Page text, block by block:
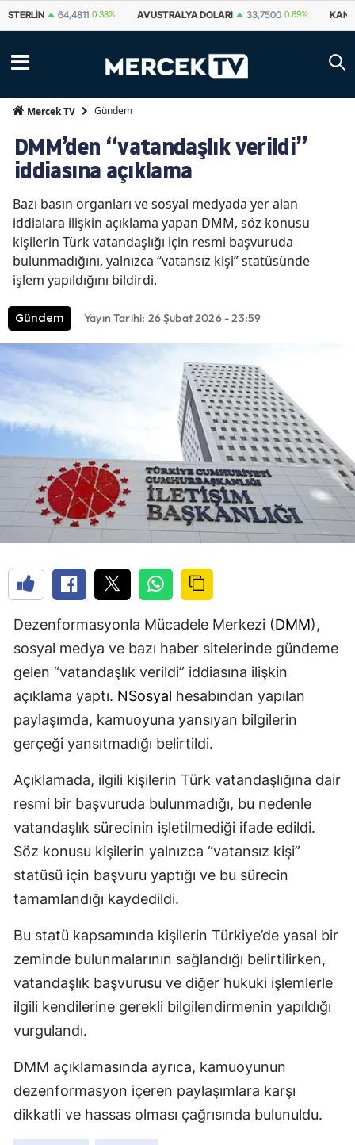
STERLIN 64,4811 0.38% AVUSTRALYA DOLARI 33,7500 0.69%
Mercek TV Gündem
DMM’den “vatandaşlık verildi”
iddiasına açıklama
Bazı basın organları ve sosyal medyada yer alan
iddialara ilişkin açıklama yapan DMM, söz konusu
kişilerin Türk vatandaşlığı için resmi başvuruda
bulunmadığını, yalnızca “vatansız kişi” statüsünde
işlem yapıldığını bildirdi.
Gündem Yayın Tarihi: 26 Şubat 2026 - 23:59
Dezenformasyonla Mücadele Merkezi (DMM),
sosyal medya ve bazı haber sitelerinde gündeme
gelen “vatandaşlık verildi” iddiasına ilişkin
açıklama yaptı. NSosyal hesabından yapılan
paylaşımda, kamuoyuna yansıyan bilgilerin
gerçeği yansıtmadığı belirtildi.
Açıklamada, ilgili kişilerin Türk vatandaşlığına dair
resmi bir başvuruda bulunmadığı, bu nedenle
vatandaşlık sürecinin işletilmediği ifade edildi.
Söz konusu kişilerin yalnızca “vatansız kişi”
statüsü için başvuru yaptığı ve bu sürecin
tamamlandığı kaydedildi.
Bu statü kapsamında kişilerin Türkiye’de yasal bir
zeminde bulunmalarının sağlandığı belirtilirken,
vatandaşlık başvurusu ve diğer hukuki işlemlerle
ilgili kendilerine gerekli bilgilendirmenin yapıldığı
vurgulandı.
DMM açıklamasında ayrıca, kamuoyunun
dezenformasyon içeren paylaşımlara karşı
dikkatli ve hassas olması çağrısında bulunuldu.